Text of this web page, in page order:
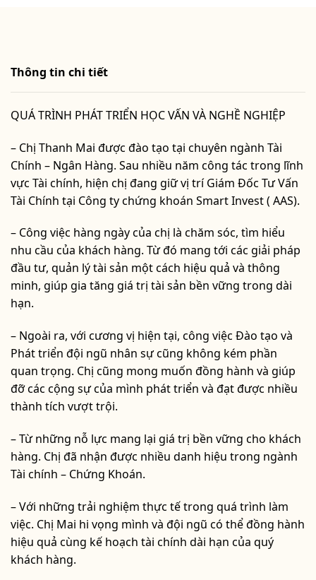
Thông tin chi tiết
QUÁ TRÌNH PHÁT TRIỂN HỌC VẤN VÀ NGHỀ NGHIỆP
– Chị Thanh Mai được đào tạo tại chuyên ngành Tài
Chính – Ngân Hàng. Sau nhiều năm công tác trong lĩnh
vực Tài chính, hiện chị đang giữ vị trí Giám Đốc Tư Vấn
Tài Chính tại Công ty chứng khoán Smart Invest ( AAS).
– Công việc hàng ngày của chị là chăm sóc, tìm hiểu
nhu cầu của khách hàng. Từ đó mang tới các giải pháp
đầu tư, quản lý tài sản một cách hiệu quả và thông
minh, giúp gia tăng giá trị tài sản bền vững trong dài
hạn.
– Ngoài ra, với cương vị hiện tại, công việc Đào tạo và
Phát triển đội ngũ nhân sự cũng không kém phần
quan trọng. Chị cũng mong muốn đồng hành và giúp
đỡ các cộng sự của mình phát triển và đạt được nhiều
thành tích vượt trội.
– Từ những nỗ lực mang lại giá trị bền vững cho khách
hàng. Chị đã nhận được nhiều danh hiệu trong ngành
Tài chính – Chứng Khoán.
– Với những trải nghiệm thực tế trong quá trình làm
việc. Chị Mai hi vọng mình và đội ngũ có thể đồng hành
hiệu quả cùng kế hoạch tài chính dài hạn của quý
khách hàng.